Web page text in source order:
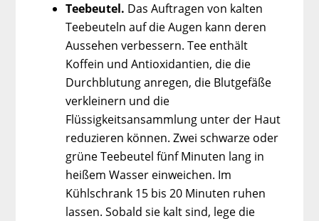
Teebeutel. Das Auftragen von kalten
Teebeuteln auf die Augen kann deren
Aussehen verbessern. Tee enthält
Koffein und Antioxidantien, die die
Durchblutung anregen, die Blutgefäße
verkleinern und die
Flüssigkeitsansammlung unter der Haut
reduzieren können. Zwei schwarze oder
grüne Teebeutel fünf Minuten lang in
heißem Wasser einweichen. Im
Kühlschrank 15 bis 20 Minuten ruhen
lassen. Sobald sie kalt sind, lege die